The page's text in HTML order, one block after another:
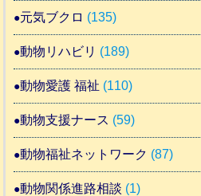
元気ブクロ (135)
動物リハビリ (189)
動物愛護 福祉 (110)
動物支援ナース (59)
動物福祉ネットワーク (87)
動物関係進路相談 (1)